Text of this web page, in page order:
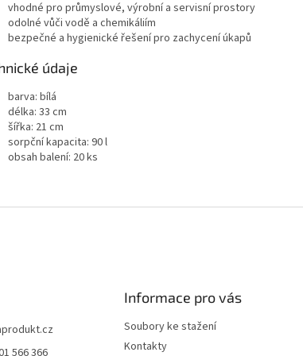
vhodné pro průmyslové, výrobní a servisní prostory
odolné vůči vodě a chemikáliím
bezpečné a hygienické řešení pro zachycení úkapů
údaje
barva: bílá
délka: 33 cm
šířka: 21 cm
sorpční kapacita: 90 l
obsah balení: 20 ks
566 366
Informace pro vás
Soubory ke stažení
Kontakty